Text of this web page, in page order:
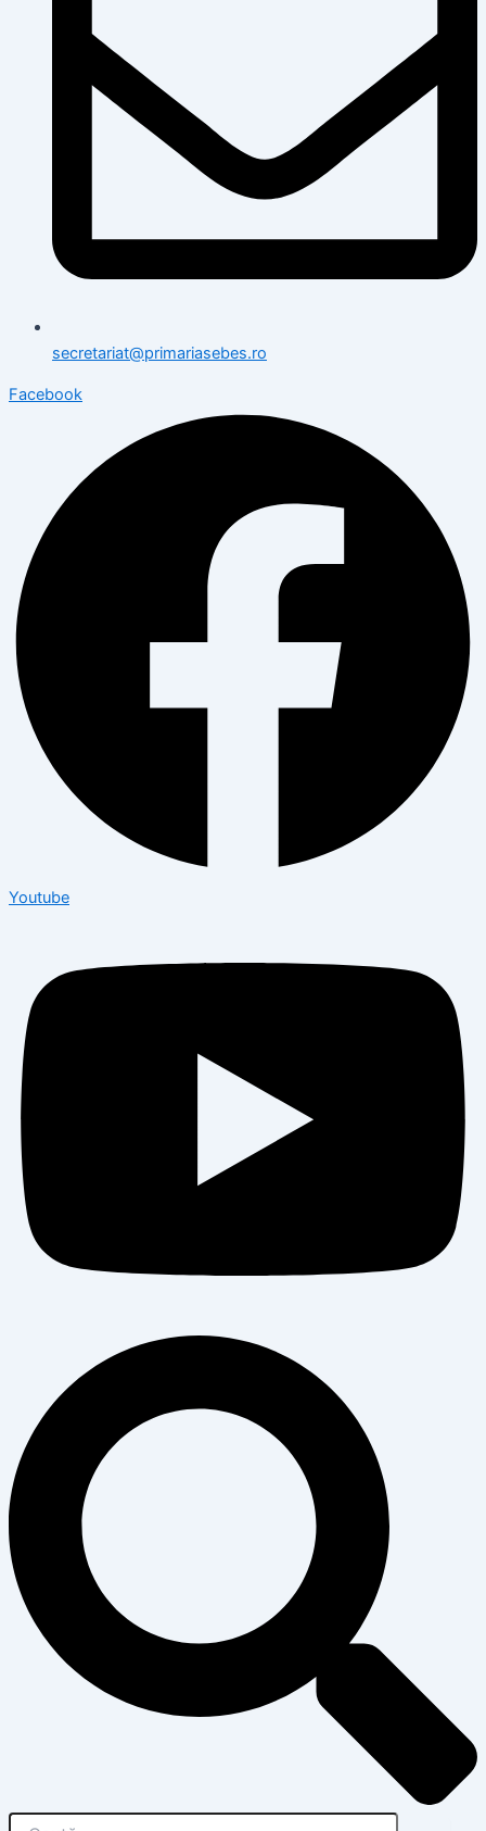
secretariat@primariasebes.ro
Facebook
Youtube